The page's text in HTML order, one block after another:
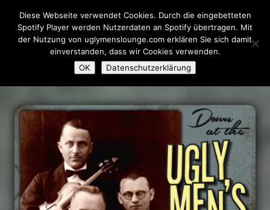
Volume 2
Diese Webseite verwendet Cookies. Durch die eingebetteten
Spotify Player werden Nutzerdaten an Spotify übertragen. Mit
der Nutzung von uglymenslounge.com erklären Sie sich damit
einverstanden, dass wir Cookies verwenden.
OK
Datenschutzerklärung